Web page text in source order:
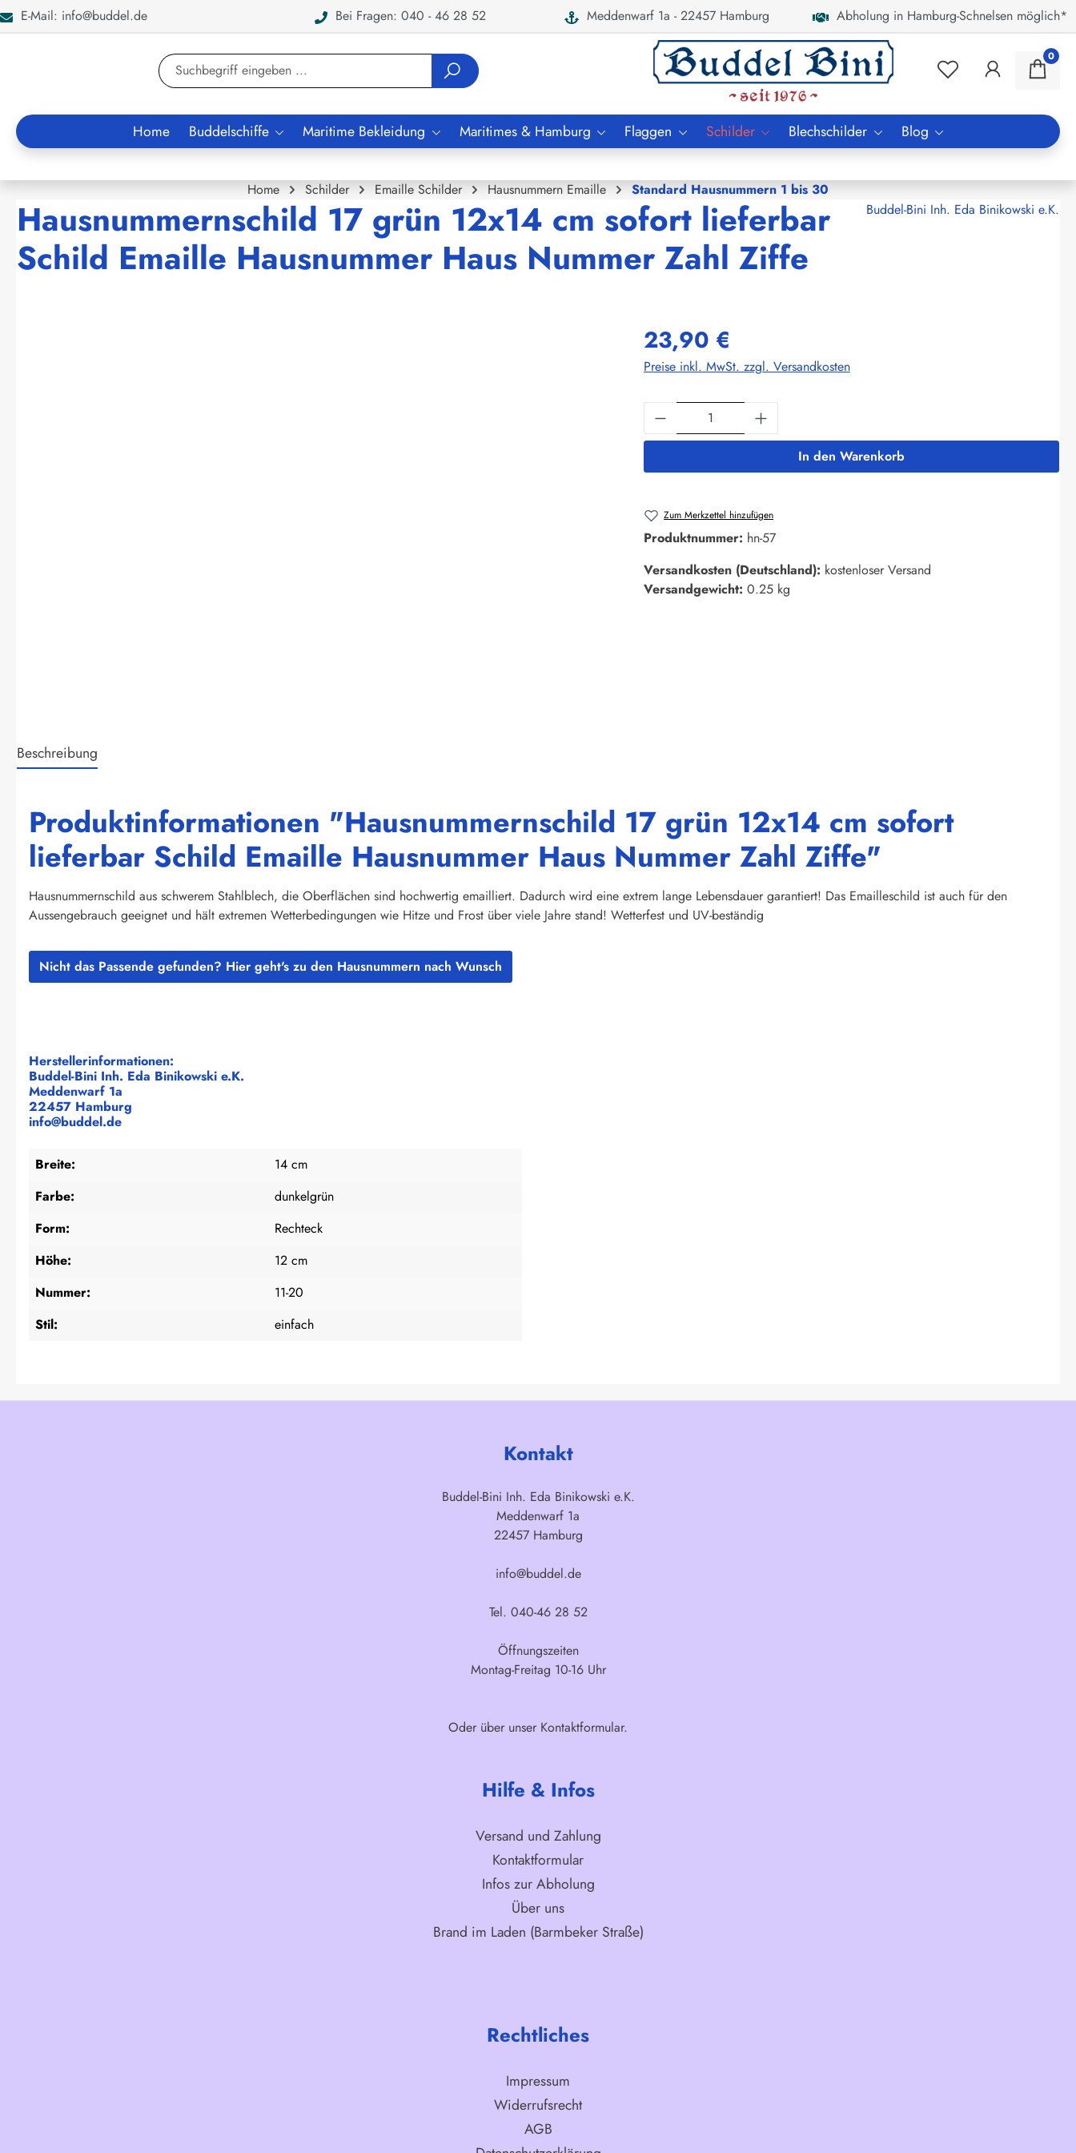
Zur Suche springen
E-Mail: info@buddel.de Bei Fragen: 040 - 46 28 52 Meddenwarf 1a - 22457 Hamburg Abholung in Hamburg-Schnelsen möglich*
0
Home Buddelschiffe Maritime Bekleidung Maritimes & Hamburg Flaggen Schilder Blechschilder Blog
Home Schilder Emaille Schilder Hausnummern Emaille Standard Hausnummern 1 bis 30
Hausnummernschild 17 grün 12x14 cm sofort lieferbar
Schild Emaille Hausnummer Haus Nummer Zahl Ziffe
Buddel-Bini Inh. Eda Binikowski e.K.
23,90 €
Preise inkl. MwSt. zzgl. Versandkosten
Produkt Anzahl: Gib den gewünschten Wert ein
In den Warenkorb
Zum Merkzettel hinzufügen
Produktnummer: hn-57
Versandkosten (Deutschland): kostenloser Versand
Versandgewicht: 0.25 kg
Beschreibung
Produktinformationen "Hausnummernschild 17 grün 12x14 cm sofort
lieferbar Schild Emaille Hausnummer Haus Nummer Zahl Ziffe"
Hausnummernschild aus schwerem Stahlblech, die Oberflächen sind hochwertig emailliert. Dadurch wird eine extrem lange Lebensdauer garantiert! Das Emailleschild ist auch für den
Aussengebrauch geeignet und hält extremen Wetterbedingungen wie Hitze und Frost über viele Jahre stand! Wetterfest und UV-beständig
Nicht das Passende gefunden? Hier geht's zu den Hausnummern nach Wunsch
Herstellerinformationen:
Buddel-Bini Inh. Eda Binikowski e.K.
Meddenwarf 1a
22457 Hamburg
info@buddel.de
Breite:
14 cm
Farbe:
dunkelgrün
Form:
Rechteck
Höhe:
12 cm
Nummer:
11-20
Stil:
einfach
Kontakt
Buddel-Bini Inh. Eda Binikowski e.K.
Meddenwarf 1a
22457 Hamburg
info@buddel.de
Tel. 040-46 28 52
Öffnungszeiten
Montag-Freitag 10-16 Uhr
Oder über unser Kontaktformular.
Hilfe & Infos
Versand und Zahlung
Kontaktformular
Infos zur Abholung
Über uns
Brand im Laden (Barmbeker Straße)
Rechtliches
Impressum
Widerrufsrecht
AGB